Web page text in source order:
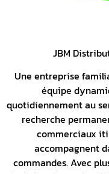
JBM
Une entreprise
équipe
quotidiennement au
recherche
commerciaux
accompagnent
commandes. Avec